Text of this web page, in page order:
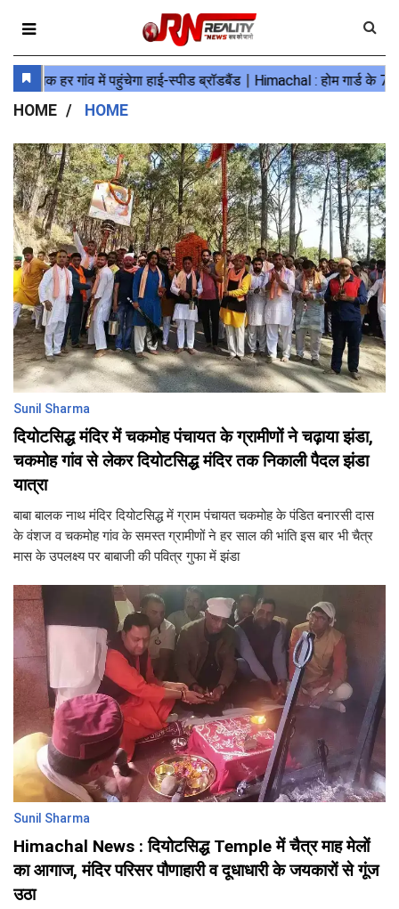
HOME HOME
Sunil Sharma
दियोटसिद्ध मंदिर में चकमोह पंचायत के ग्रामीणों ने चढ़ाया झंडा,
चकमोह गांव से लेकर दियोटसिद्ध मंदिर तक निकाली पैदल झंडा
यात्रा
बाबा बालक नाथ मंदिर दियोटसिद्ध में ग्राम पंचायत चकमोह के पंडित बनारसी दास
के वंशज व चकमोह गांव के समस्त ग्रामीणों ने हर साल की भांति इस बार भी चैत्र
मास के उपलक्ष्य पर बाबाजी की पवित्र गुफा में झंडा
Sunil Sharma
Himachal News : दियोटसिद्ध Temple में चैत्र माह मेलों
का आगाज, मंदिर परिसर पौणाहारी व दूधाधारी के जयकारों से गूंज
उठा